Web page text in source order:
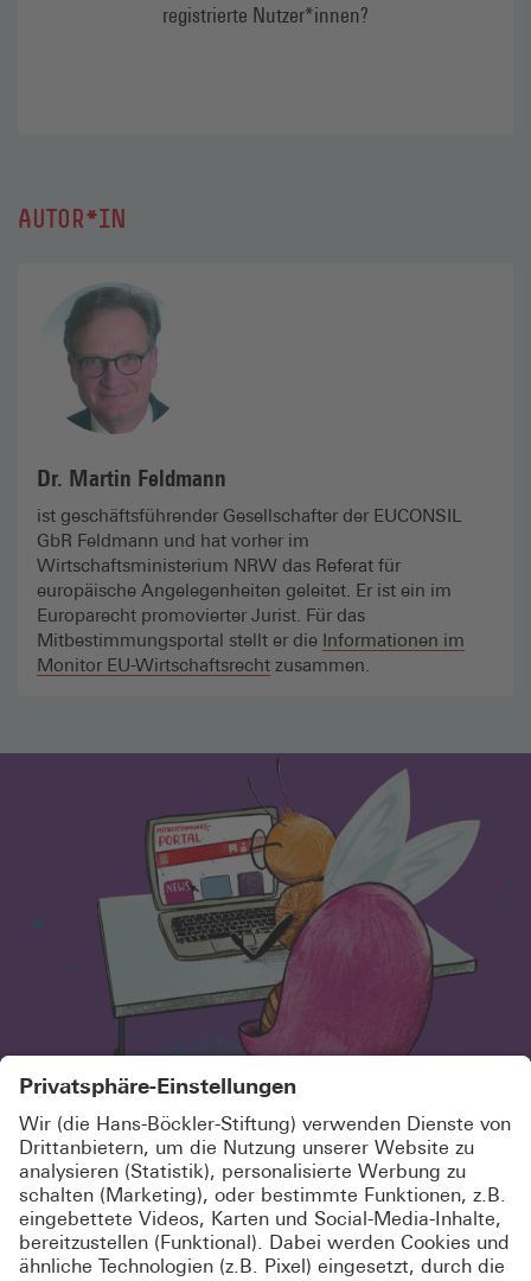
registrierte Nutzer*innen?
AUTOR*IN
Dr. Martin Feldmann
ist geschäfts­führender Gesellschafter der EUCONSIL
GbR Feldmann und hat vorher im
Wirtschaftsministerium NRW das Referat für
europäische Angelegenheiten geleitet. Er ist ein im
Europarecht promovierter Jurist. Für das
Mitbestimmungsportal stellt er die Informationen im
Monitor EU-Wirtschaftsrecht zusammen.
SCHÖN, DASS DU HIER BIST!
MELDE DICH KOSTENLOS AN UND
ABONNIERE UNSEREN